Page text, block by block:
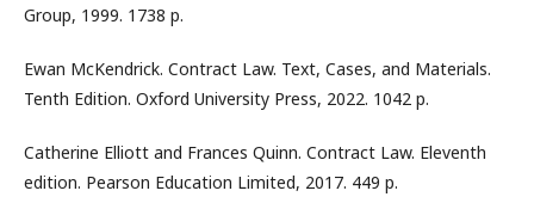
Group, 1999. 1738 p.
Ewan McKendrick. Contract Law. Text, Cases, and Materials.
Tenth Edition. Oxford University Press, 2022. 1042 p.
Catherine Elliott and Frances Quinn. Contract Law. Eleventh
edition. Pearson Education Limited, 2017. 449 p.